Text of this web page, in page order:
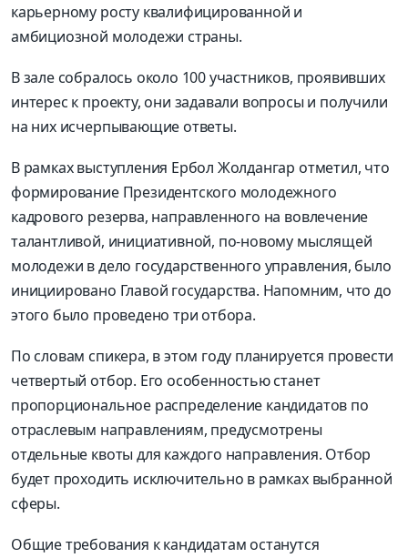
карьерному росту квалифицированной и
амбициозной молодежи страны.
В зале собралось около 100 участников, проявивших
интерес к проекту, они задавали вопросы и получили
на них исчерпывающие ответы.
В рамках выступления Ербол Жолдангар отметил, что
формирование Президентского молодежного
кадрового резерва, направленного на вовлечение
талантливой, инициативной, по-новому мыслящей
молодежи в дело государственного управления, было
инициировано Главой государства. Напомним, что до
этого было проведено три отбора.
По словам спикера, в этом году планируется провести
четвертый отбор. Его особенностью станет
пропорциональное распределение кандидатов по
отраслевым направлениям, предусмотрены
отдельные квоты для каждого направления. Отбор
будет проходить исключительно в рамках выбранной
сферы.
Общие требования к кандидатам останутся